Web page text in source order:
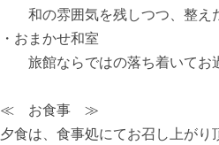
和の雰囲気を残しつつ、整え
・おまかせ和室
旅館ならではの落ち着いてお
≪ お食事 ≫
夕食は、食事処にてお召し上がり